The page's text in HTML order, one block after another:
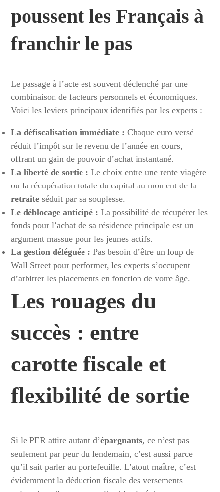
poussent les Français à
franchir le pas
Le passage à l’acte est souvent déclenché par une
combinaison de facteurs personnels et économiques.
Voici les leviers principaux identifiés par les experts :
La défiscalisation immédiate : Chaque euro versé
réduit l’impôt sur le revenu de l’année en cours,
offrant un gain de pouvoir d’achat instantané.
La liberté de sortie : Le choix entre une rente viagère
ou la récupération totale du capital au moment de la
retraite séduit par sa souplesse.
Le déblocage anticipé : La possibilité de récupérer les
fonds pour l’achat de sa résidence principale est un
argument massue pour les jeunes actifs.
La gestion déléguée : Pas besoin d’être un loup de
Wall Street pour performer, les experts s’occupent
d’arbitrer les placements en fonction de votre âge.
Les rouages du
succès : entre
carotte fiscale et
flexibilité de sortie
Si le PER attire autant d’épargnants, ce n’est pas
seulement par peur du lendemain, c’est aussi parce
qu’il sait parler au portefeuille. L’atout maître, c’est
évidemment la déduction fiscale des versements